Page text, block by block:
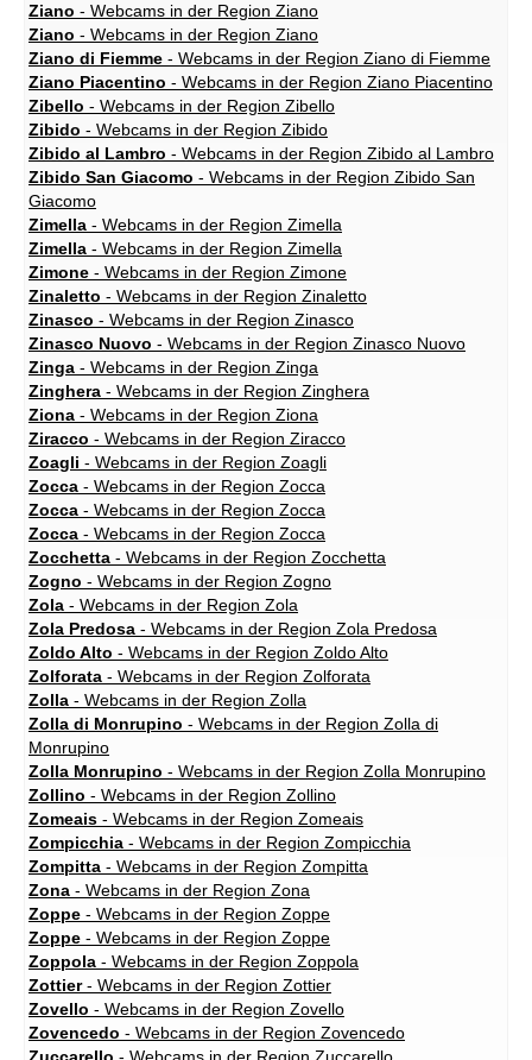
Ziano - Webcams in der Region Ziano
Ziano - Webcams in der Region Ziano
Ziano di Fiemme - Webcams in der Region Ziano di Fiemme
Ziano Piacentino - Webcams in der Region Ziano Piacentino
Zibello - Webcams in der Region Zibello
Zibido - Webcams in der Region Zibido
Zibido al Lambro - Webcams in der Region Zibido al Lambro
Zibido San Giacomo - Webcams in der Region Zibido San
Giacomo
Zimella - Webcams in der Region Zimella
Zimella - Webcams in der Region Zimella
Zimone - Webcams in der Region Zimone
Zinaletto - Webcams in der Region Zinaletto
Zinasco - Webcams in der Region Zinasco
Zinasco Nuovo - Webcams in der Region Zinasco Nuovo
Zinga - Webcams in der Region Zinga
Zinghera - Webcams in der Region Zinghera
Ziona - Webcams in der Region Ziona
Ziracco - Webcams in der Region Ziracco
Zoagli - Webcams in der Region Zoagli
Zocca - Webcams in der Region Zocca
Zocca - Webcams in der Region Zocca
Zocca - Webcams in der Region Zocca
Zocchetta - Webcams in der Region Zocchetta
Zogno - Webcams in der Region Zogno
Zola - Webcams in der Region Zola
Zola Predosa - Webcams in der Region Zola Predosa
Zoldo Alto - Webcams in der Region Zoldo Alto
Zolforata - Webcams in der Region Zolforata
Zolla - Webcams in der Region Zolla
Zolla di Monrupino - Webcams in der Region Zolla di
Monrupino
Zolla Monrupino - Webcams in der Region Zolla Monrupino
Zollino - Webcams in der Region Zollino
Zomeais - Webcams in der Region Zomeais
Zompicchia - Webcams in der Region Zompicchia
Zompitta - Webcams in der Region Zompitta
Zona - Webcams in der Region Zona
Zoppe - Webcams in der Region Zoppe
Zoppe - Webcams in der Region Zoppe
Zoppola - Webcams in der Region Zoppola
Zottier- Webcams in der Region Zottier
Zovello - Webcams in der Region Zovello
Zovencedo - Webcams in der Region Zovencedo